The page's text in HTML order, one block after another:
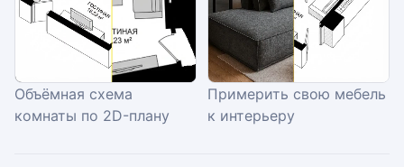
Объёмная схема
комнаты по 2D-плану
Примерить свою мебель
к интерьеру